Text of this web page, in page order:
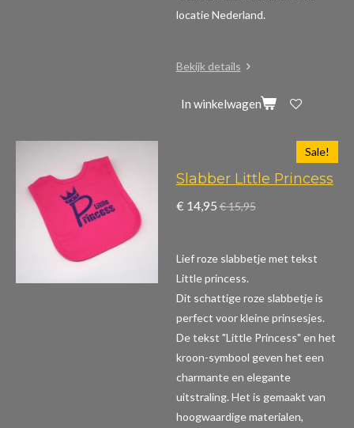
locatie Nederland.
Bekijk details
In winkelwagen
Sale!
Slabber Little Princess
€ 14,95 € 15,95
Lief roze slabbetje met tekst
Little princess.
Dit schattige roze slabbetje is
perfect voor kleine prinsesjes.
De tekst "Little Princess" en het
kroon-symbool geven het een
charmante en elegante
uitstraling. Het is gemaakt van
hoogwaardige materialen,